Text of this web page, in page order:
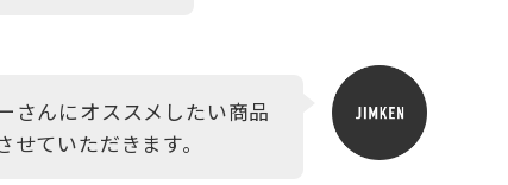
さんにオススメしたい商品
せていただきます。